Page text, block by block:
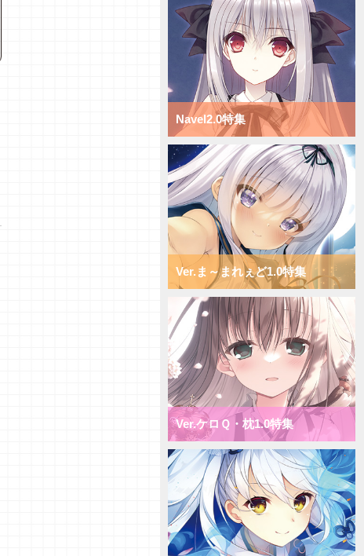
【研究員イチオシカード紹介
Vol.69】ニトロオリジン1.0【初
心者向け】
【研究員イチオシカード紹介
Vol.68】ニトロオリジン1.0【初
心者向け】
【研究員イチオシカード紹介
Vol.67】ニトロオリジン1.0【初
心者向け】
【研究員イチオシカード紹介
Vol.66】ニトロオリジン1.0【初
心者向け】
【デッキ紹介】小型キャラを全体
強化！ ニトロオリジン1.0 ミッ
クス日単デッキ
【デッキ紹介】超大型キャラで蹂
躙せよ！ ニトロオリジン1.0 ミ
ックス宙単デッキ
【デッキ紹介】サポートと移動で
攻め続けろ！ ニトロオリジン
1.0 ミックス花単デッキ
【デッキ紹介】超大型キャラへコ
ンバート！ ニトロオリジン1.0
ミックス月単デッキ
【デッキ紹介】盤面一掃で隙を突
け！ ニトロオリジン1.0 ミック
ス雪単デッキ
【初心者向けVol.38】「ターンリ
カバリー」「プリンシパル」「サ
プライズ」について
【初心者向けVol.37】「おうちで
リセ」をやってみよう！
【研究員イチオシカード紹介
Vol.65】きゃべつそふと1.0【初
心者向け】
Navel2.0特集
Ver.ま～まれぇど1.0特集
Ver.ケロＱ・枕1.0特集